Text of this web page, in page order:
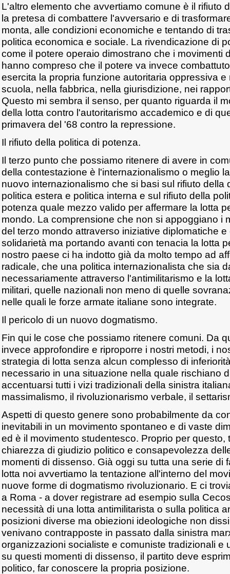
L'altro elemento che avvertiamo comune è il rifiuto
la pretesa di combattere l'avversario e di
monta, alle condizioni economiche e tentando di
politica economica e sociale. La rivendicazione di
come il potere operaio dimostrano che i movimenti
hanno compreso che il potere va invece
esercita la propria funzione autoritaria oppressiva
scuola, nella fabbrica, nella giurisdizione, nei
Questo mi sembra il senso, per quanto riguarda il
della lotta contro l'autoritarismo accademico e di
primavera del '68 contro la repressione.
Il rifiuto della politica di potenza.
Il terzo punto che possiamo ritenere di avere in
della contestazione è l'internazionalismo o meglio
nuovo internazionalismo che si basi sul rifiuto della
politica estera e politica interna e sul rifiuto della
potenza quale mezzo valido per affermare la lotta
mondo. La comprensione che non si appoggiano i
del terzo mondo attraverso iniziative diplomatiche
solidarietà ma portando avanti con tenacia la lotta
nostro paese ci ha indotto già da molto tempo ad
radicale, che una politica internazionalista che sia
necessariamente attraverso l'antimilitarismo e la
militari, quelle nazionali non meno di quelle
nelle quali le forze armate italiane sono integrate.
Il pericolo di un nuovo dogmatismo.
Fin qui le cose che possiamo ritenere comuni. Da
invece approfondire e riproporre i nostri metodi, i
strategia di lotta senza alcun complesso di
necessario in una situazione nella quale rischiano
accentuarsi tutti i vizi tradizionali della sinistra
massimalismo, il rivoluzionarismo verbale, il
Aspetti di questo genere sono probabilmente da
inevitabili in un movimento spontaneo e di vaste
ed è il movimento studentesco. Proprio per questo,
chiarezza di giudizio politico e consapevolezza
momenti di dissenso. Già oggi su tutta una serie di
lotta noi avvertiamo la tentazione all'interno del
nuove forme di dogmatismo rivoluzionario. E ci
a Roma - a dover registrare ad esempio sulla
necessità di una lotta antimilitarista o sulla politica
posizioni diverse ma obiezioni ideologiche non
venivano contrapposte in passato dalla sinistra
organizzazioni socialiste e comuniste tradizionali e
su questi momenti di dissenso, il partito deve
politico, far conoscere la propria posizione.